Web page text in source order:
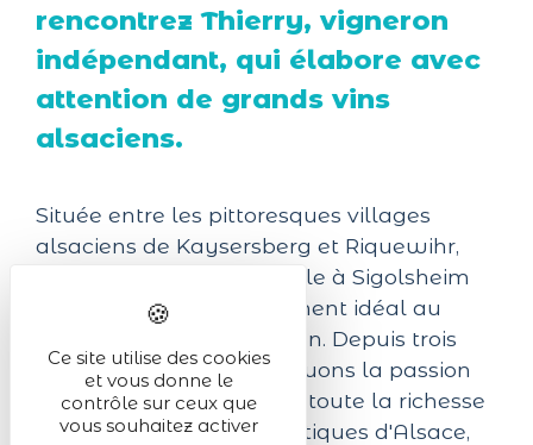
rencontrez Thierry, vigneron
indépendant, qui élabore avec
attention de grands vins
alsaciens.
Située entre les pittoresques villages
alsaciens de Kaysersberg et Riquewihr,
notre exploitation familiale à Sigolsheim
bénéficie d’un emplacement idéal au
cœur du vignoble alsacien. Depuis trois
générations, nous perpétuons la passion
du vin et vous proposons toute la richesse
des 7 cépages emblématiques d'Alsace,
Ce site utilise des cookies
et vous donne le
contrôle sur ceux que
vous souhaitez activer